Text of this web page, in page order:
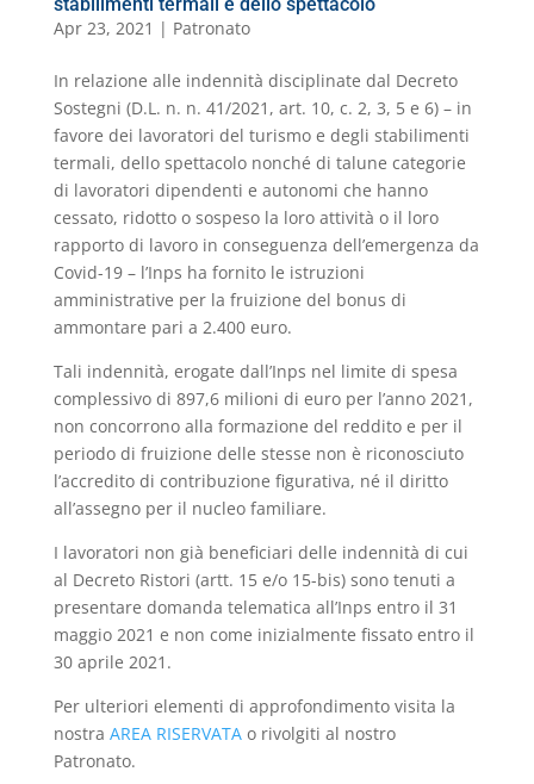
Apr 23, 2021 | Patronato
In relazione alle indennità disciplinate dal Decreto
Sostegni (D.L. n. n. 41/2021, art. 10, c. 2, 3, 5 e 6) – in
favore dei lavoratori del turismo e degli stabilimenti
termali, dello spettacolo nonché di talune categorie
di lavoratori dipendenti e autonomi che hanno
cessato, ridotto o sospeso la loro attività o il loro
rapporto di lavoro in conseguenza dell’emergenza da
Covid-19 – l’Inps ha fornito le istruzioni
amministrative per la fruizione del bonus di
ammontare pari a 2.400 euro.
Tali indennità, erogate dall’Inps nel limite di spesa
complessivo di 897,6 milioni di euro per l’anno 2021,
non concorrono alla formazione del reddito e per il
periodo di fruizione delle stesse non è riconosciuto
l’accredito di contribuzione figurativa, né il diritto
all’assegno per il nucleo familiare.
I lavoratori non già beneficiari delle indennità di cui
al Decreto Ristori (artt. 15 e/o 15-bis) sono tenuti a
presentare domanda telematica all’Inps entro il 31
maggio 2021 e non come inizialmente fissato entro il
30 aprile 2021.
Per ulteriori elementi di approfondimento visita la
nostra AREA RISERVATAo rivolgiti al nostro
Patronato.